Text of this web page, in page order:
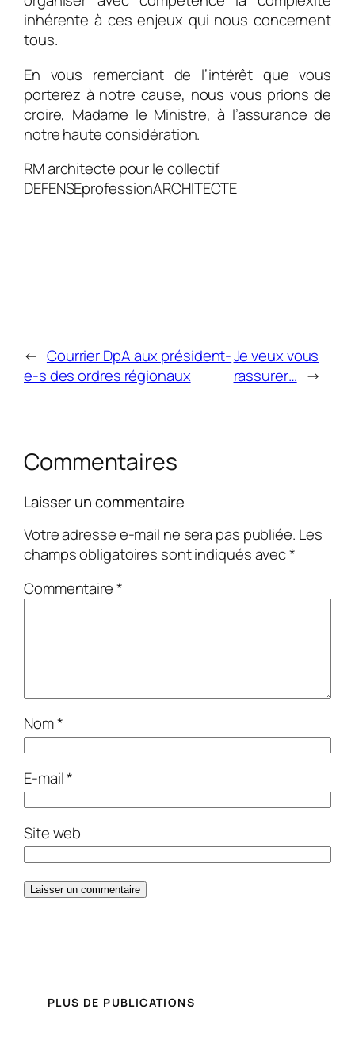
inhérente à ces enjeux qui nous concernent
tous.
En vous remerciant de l’intérêt que vous
porterez à notre cause, nous vous prions de
croire, Madame le Ministre, à l’assurance de
notre haute considération.
RM architecte pour le collectif
DEFENSEprofessionARCHITECTE
← Courrier DpA aux président-
e-s des ordres régionaux
Je veux vous
rassurer… →
Commentaires
Laisser un commentaire
Votre adresse e-mail ne sera pas publiée. Les
champs obligatoires sont indiqués avec*
Commentaire*
Nom*
E-mail*
Site web
PLUS DE PUBLICATIONS